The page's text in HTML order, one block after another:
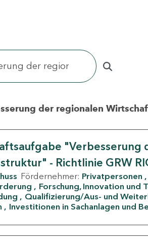
der regionalen
"Verbesserung
- Richtlinie GRW
Fördernehmer: Privatpersonen
Forschung, Innovation und
Qualifizierung/Aus- und
Investitionen in Sachanlagen und